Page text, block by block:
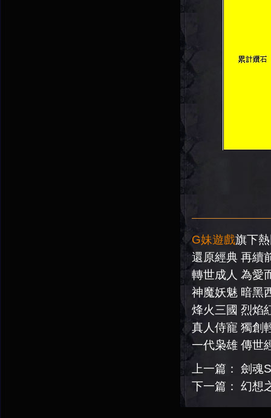
G妹遊戲旗下
還原經典 再續
轉世成人 為愛
神魔妖魅 暗黑
烽火三國 烈焰
真人侍寵 獨創
一代枭雄 傳世
上一篇： 劍魂
下一篇： 幻想